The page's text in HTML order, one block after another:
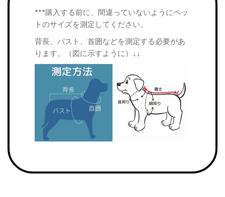
***購入する前に、間違っていないようにペッ
トのサイズを測定してください。
背長、バスト、首囲などを測定する必要があ
ります。（図に示すように）↓↓